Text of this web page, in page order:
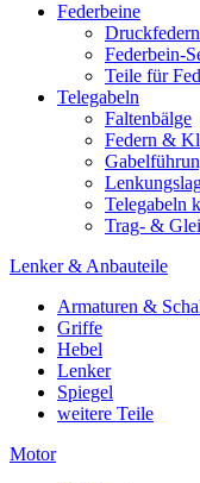
Federbeine
Federbein-
Teile für
Telegabeln
Faltenbälge
Federn &
Telegabeln
Trag- &
Lenker & Anbauteile
Armaturen &
Griffe
Hebel
Lenker
Spiegel
weitere Teile
Motor